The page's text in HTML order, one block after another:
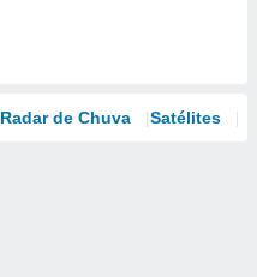
Radar de Chuva Satélites